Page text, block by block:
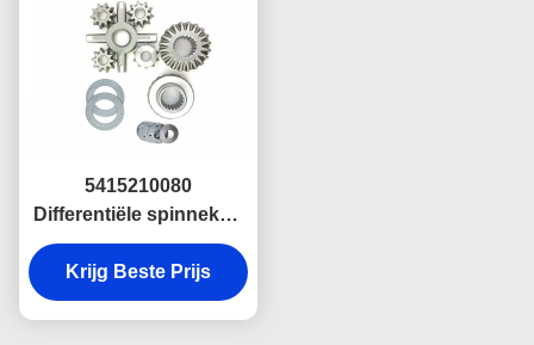
5415210080
Differentiële spinnekop
voor Isuzu Npr Nkr
transmissie-systeem
onderdelen
Krijg Beste Prijs